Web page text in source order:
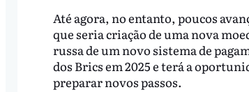
Até agora, no entanto, poucos
que seria criação de uma nova
russa de um novo sistema de
dos Brics em 2025 e terá a
preparar novos passos.